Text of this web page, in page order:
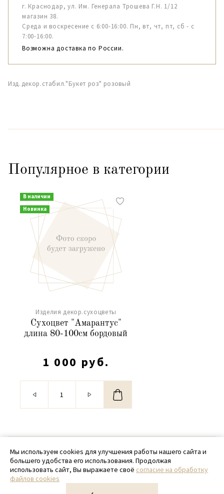
г. Краснодар, ул. Им. Генерала Трошева Г.Н. 1/12
магазин 38.
Среда и воскресение с 6:00-16:00. Пн, вт, чт, пт, сб - с
7:00-16:00.
Возможна доставка по России.
Изд.декор.стабил."Букет роз" розовый
Популярное в категории
В наличии
Новинка
Изделия декор.сухоцветы
Сухоцвет "Амарантус"
длина 80-100см бордовый
1 000 руб.
© 2020 - 2026 SamPack
+ 7 (918) 699-97-87
zakaz@sampack.store
Мы используем cookies для улучшения работы нашего сайта и
большего удобства его использования. Продолжая
использовать сайт, Вы выражаете своё согласие на обработку
файлов cookies